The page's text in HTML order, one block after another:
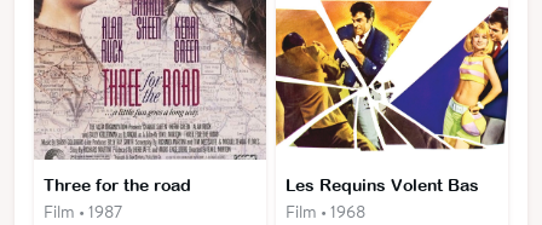
Three for the road
Film • 1987
Les Requins Volent Bas
Film • 1968